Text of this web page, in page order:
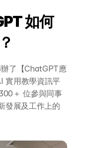
如何
了【ChatGPT應
實用教學資訊平
＋ 位參與同事
發展及工作上的